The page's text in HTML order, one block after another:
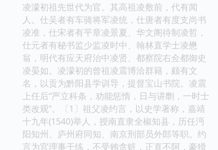
凌濛初祖先世代为官。其高祖凌敷前，代有闻
人。仕吴者有车骑将军凌统，仕唐者有度支尚书
凌准，仕宋者有平章凌景夏、华文阁待制凌哲，
仕元者有秘书监少监凌时中、翰林直学士凌懋
翁，明代有应天府治中凌贤、都察院右佥都御史
凌晏如。凌濛初的曾祖凌震博洽群籍，颇有文
名，以贡为黔阳县学训导，提督宝山书院。凌震
上任后“严立科条，劝能惩惰，日与讲劘，一时士
类改观”。〔1〕祖父凌约言，以史学著称，嘉靖
十九年(1540)举人，授南直隶全椒知县，历任沔
阳知州、庐州府同知、南京刑部员外郎等职。约
言为官理事干练，不受贿贪赃，正直不阿，豪猾